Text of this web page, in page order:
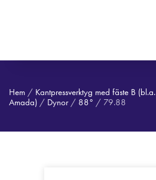
Hem / Kantpressverktyg med fäste B (bl.a.
Amada) / Dynor/ 88° / 79.88